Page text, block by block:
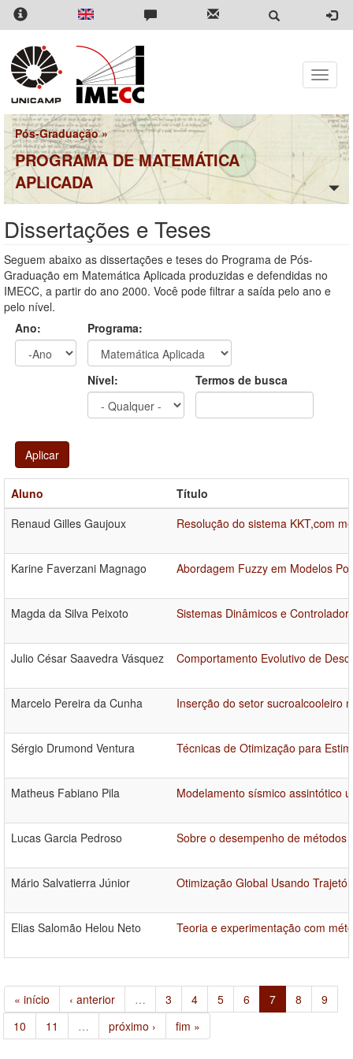
Pular
para
conteúdo
principal
Toggle
Pós-Graduação»
PROGRAMA DE MATEMÁTICA
APLICADA
Dissertações e Teses
Seguem abaixo as dissertações e teses do Programa de Pós-
Graduação em Matemática Aplicada produzidas e defendidas no
IMECC, a partir do ano 2000. Você pode filtrar a saída pelo ano e
pelo nível.
Ano:
Programa:
Nível: Termos de busca
Aplicar
Aluno
Título
Renaud Gilles Gaujoux
Resolução do sistema KKT,com
Karine Faverzani Magnago Abordagem Fuzzy em Modelos
Magda da Silva Peixoto Sistemas Dinâmicos e
Julio César Saavedra Vásquez Comportamento Evolutivo de
Marcelo Pereira da Cunha Inserção do setor sucroalcooleiro
Sérgio Drumond Ventura Técnicas de Otimização para
Matheus Fabiano Pila Modelamento sísmico assintótico
Lucas Garcia Pedroso Sobre o desempenho de
Mário Salvatierra Júnior Otimização Global Usando
Elias Salomão Helou Neto Teoria e experimentação com
« início ‹ anterior … 3 4 5 6 7 8
9
10
11 … próximo › fim »